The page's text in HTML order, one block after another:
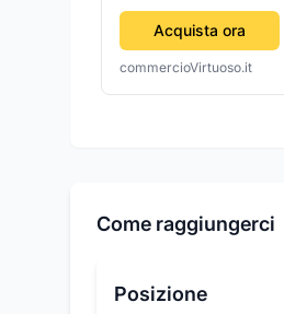
POWER MAX RW15
Acquista ora
commercioVirtuoso.it
Come raggiungerci
Posizione